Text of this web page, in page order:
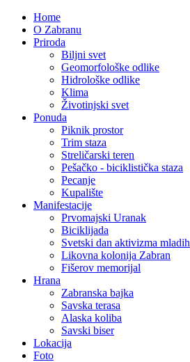
Home
O Zabranu
Priroda
Biljni svet
Geomorfološke odlike
Hidrološke odlike
Klima
Životinjski svet
Ponuda
Piknik prostor
Trim staza
Streličarski teren
Pešačko - biciklistička staza
Pecanje
Kupalište
Manifestacije
Prvomajski Uranak
Biciklijada
Svetski dan aktivizma mladih
Likovna kolonija Zabran
Fišerov memorijal
Hrana
Zabranska bajka
Savska terasa
Alaska koliba
Savski biser
Lokacija
Foto